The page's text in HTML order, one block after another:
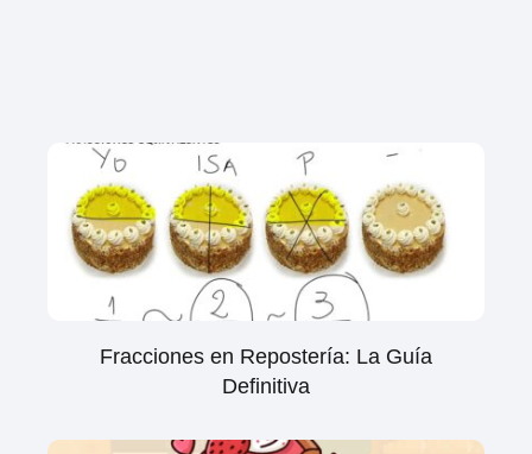
Fracciones en Repostería: La Guía
Definitiva